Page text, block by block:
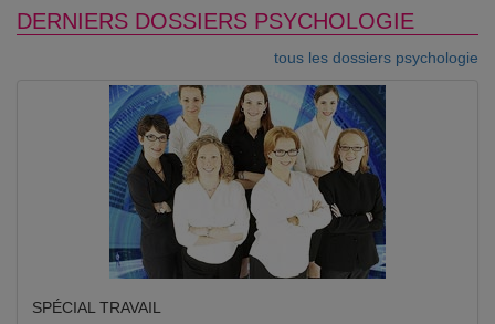
DERNIERS DOSSIERS PSYCHOLOGIE
tous les dossiers psychologie
SPÉCIAL TRAVAIL